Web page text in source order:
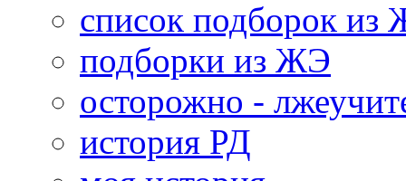
список подборок из
подборки из ЖЭ
осторожно -
история РД